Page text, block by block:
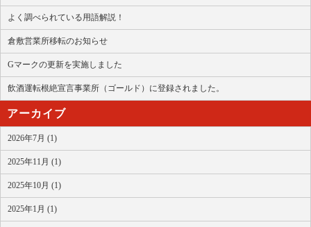
よく調べられている用語解説！
倉敷営業所移転のお知らせ
Gマークの更新を実施しました
飲酒運転根絶宣言事業所（ゴールド）に登録されました。
アーカイブ
2026年7月 (1)
2025年11月 (1)
2025年10月 (1)
2025年1月 (1)